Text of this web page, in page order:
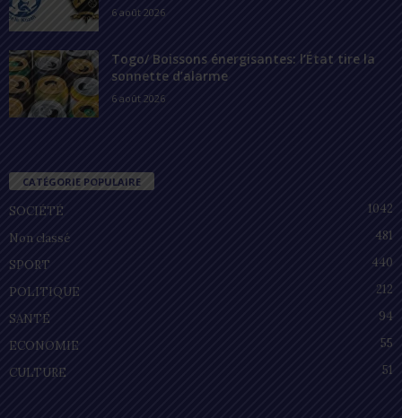
6 août 2026
Togo/ Boissons énergisantes: l’État tire la
sonnette d’alarme
6 août 2026
CATÉGORIE POPULAIRE
SOCIÉTÉ
1042
Non classé
481
SPORT
440
POLITIQUE
212
SANTÉ
94
ECONOMIE
55
CULTURE
51